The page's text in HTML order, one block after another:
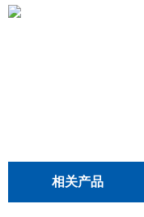
相关产品